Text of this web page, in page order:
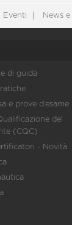
Eventi News
di guida
e prove d’esame
del
(CQC)
- Novità